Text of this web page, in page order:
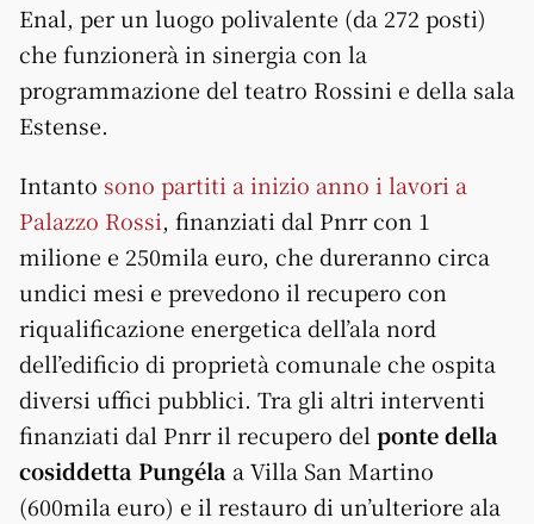
Enal, per un luogo polivalente (da 272 posti)
che funzionerà in sinergia con la
programmazione del teatro Rossini e della sala
Estense.
Intanto sono partiti a inizio anno i lavori a
Palazzo Rossi, finanziati dal Pnrr con 1
milione e 250mila euro, che dureranno circa
undici mesi e prevedono il recupero con
riqualificazione energetica dell’ala nord
dell’edificio di proprietà comunale che ospita
diversi uffici pubblici. Tra gli altri interventi
finanziati dal Pnrr il recupero del ponte della
cosiddetta Pungéla a Villa San Martino
(600mila euro) e il restauro di un’ulteriore ala